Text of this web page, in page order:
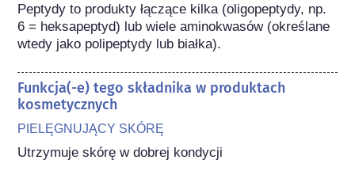
Peptydy to produkty łączące kilka (oligopeptydy, np.
6 = heksapeptyd) lub wiele aminokwasów (określane
wtedy jako polipeptydy lub białka).
Funkcja(-e) tego składnika w produktach
kosmetycznych
PIELĘGNUJĄCY SKÓRĘ
Utrzymuje skórę w dobrej kondycji